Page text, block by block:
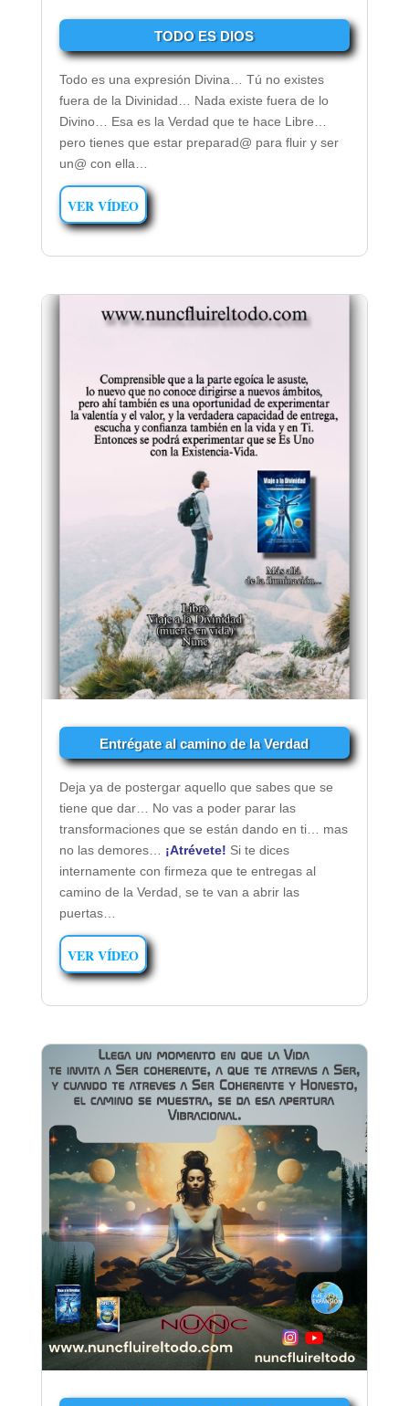
TODO ES DIOS
Todo es una expresión Divina… Tú no existes
fuera de la Divinidad… Nada existe fuera de lo
Divino… Esa es la Verdad que te hace Libre…
pero tienes que estar preparad@ para fluir y ser
un@ con ella…
VER VÍDEO
Entrégate al camino de la Verdad
Deja ya de postergar aquello que sabes que se
tiene que dar… No vas a poder parar las
transformaciones que se están dando en ti… mas
no las demores… ¡Atrévete! Si te dices
internamente con firmeza que te entregas al
camino de la Verdad, se te van a abrir las
puertas…
VER VÍDEO